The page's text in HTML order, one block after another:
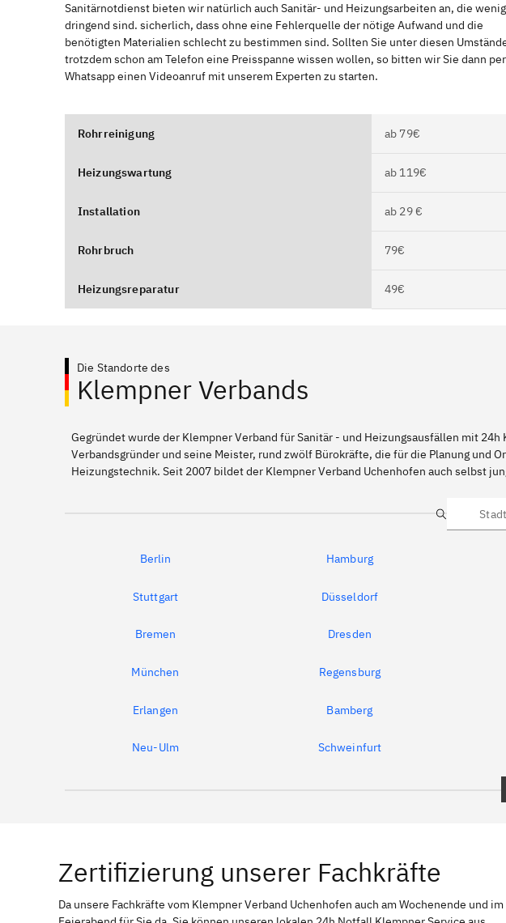
Sanitärnotdienst bieten wir natürlich auch Sanitär- und Heizungsarbeiten an, die
dringend sind. sicherlich, dass ohne eine Fehlerquelle der nötige Aufwand und die
benötigten Materialien schlecht zu bestimmen sind. Sollten Sie unter diesen
trotzdem schon am Telefon eine Preisspanne wissen wollen, so bitten wir Sie dann per
Whatsapp einen Videoanruf mit unserem Experten zu starten.
Rohrreinigung ab 79€
Heizungswartung ab 119€
Installation ab 29 €
Rohrbruch 79€
Heizungsreparatur 49€
Die Standorte des
Klempner Verbands
Gegründet wurde der Klempner Verband für Sanitär - und Heizungsausfällen mit
Verbandsgründer und seine Meister, rund zwölf Bürokräfte, die für die Planung und
Heizungstechnik. Seit 2007 bildet der Klempner Verband Uchenhofen auch selbst
Suche
Berlin Hamburg
Stuttgart Düsseldorf
Bremen Dresden
München Regensburg
Erlangen Bamberg
Neu-Ulm Schweinfurt
Zertifizierung unserer Fachkräfte
Da unsere Fachkräfte vom Klempner Verband Uchenhofen auch am Wochenende und im